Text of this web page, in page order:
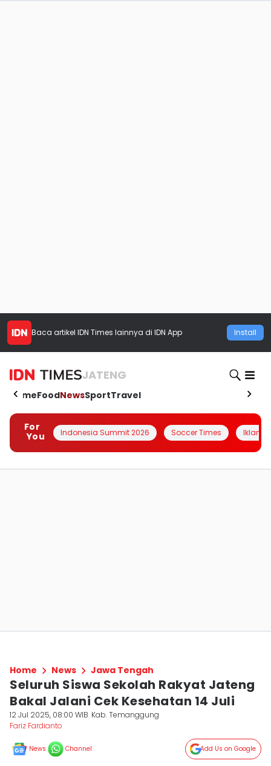
Baca artikel IDN Times lainnya di IDN App Install
JATENG
HomeFoodNewsSportTravel
For
You
Indonesia Summit 2026 Soccer Times Iklanin
Home News Jawa Tengah
Seluruh Siswa Sekolah Rakyat Jateng
Bakal Jalani Cek Kesehatan 14 Juli
12 Jul 2025, 08:00 WIB Kab. Temanggung
Fariz Fardianto
News Channel Add Us on Google